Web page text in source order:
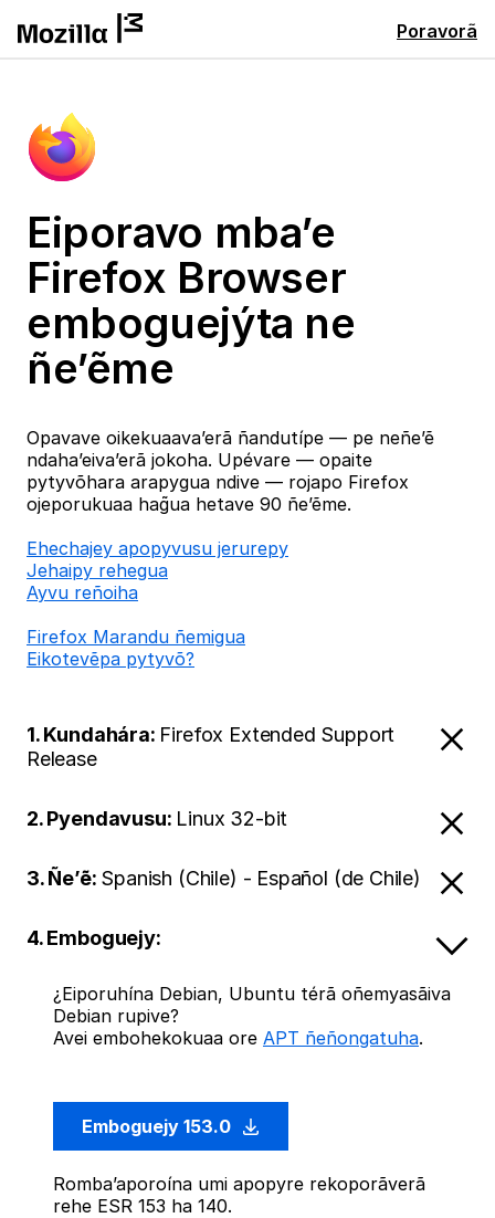
Poravorã
Eiporavo mba’e
Firefox Browser
emboguejýta ne
ñe’ẽme
Opavave oikekuaava’erã ñandutípe — pe neñe’ẽ
ndaha’eiva’erã jokoha. Upévare — opaite
pytyvõhara arapygua ndive — rojapo Firefox
ojeporukuaa hag̃ua hetave 90 ñe’ẽme.
Ehechajey apopyvusu jerurepy
Jehaipy rehegua
Ayvu reñoiha
Firefox Marandu ñemigua
Eikotevẽpa pytyvõ?
1. Kundahára: Firefox Extended Support
Release
2. Pyendavusu: Linux 32-bit
3. Ñe’ẽ: Spanish (Chile) - Español (de Chile)
4. Emboguejy:
¿Eiporuhína Debian, Ubuntu térã oñemyasãiva
Debian rupive?
Avei embohekokuaa ore APT ñeñongatuha.
Emboguejy 153.0
Romba’aporoína umi apopyre rekoporãverã
rehe ESR 153 ha 140.